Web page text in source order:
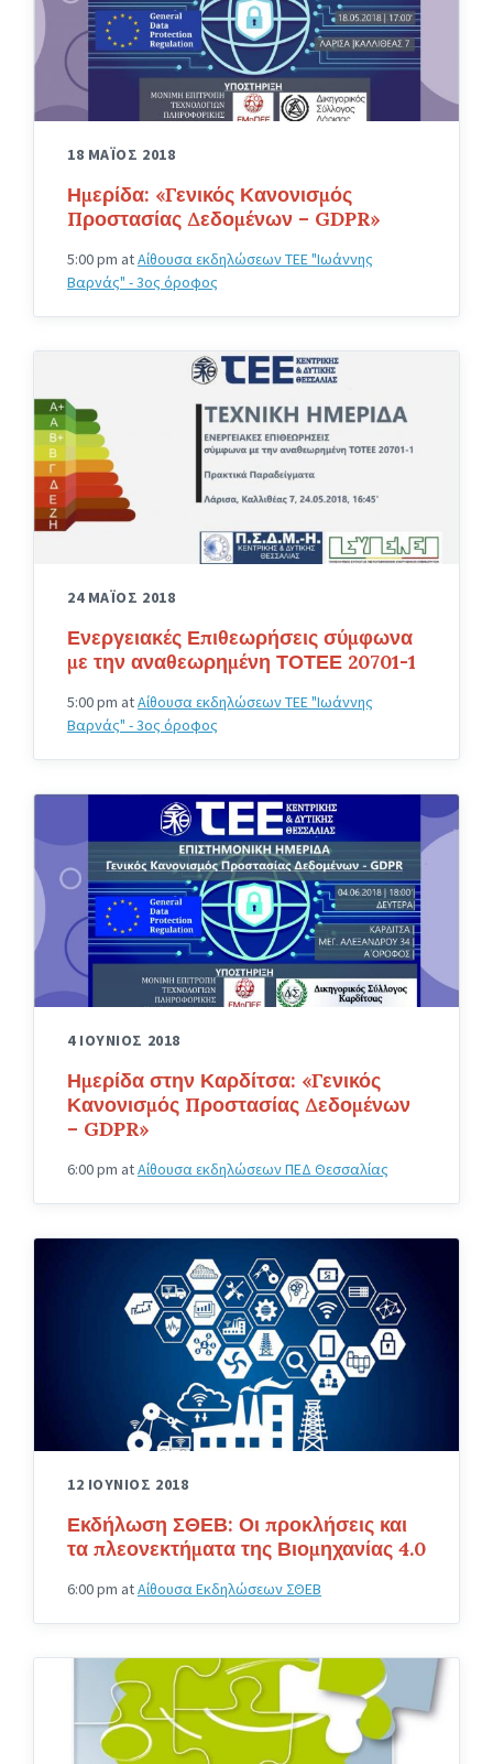
18 ΜΑΪΟΣ 2018
Ημερίδα: «Γενικός Κανονισμός
Προστασίας Δεδομένων – GDPR»
5:00 pm atΑίθουσα εκδηλώσεων ΤΕΕ "Ιωάννης
Βαρνάς" - 3ος όροφος
24 ΜΑΪΟΣ 2018
Ενεργειακές Επιθεωρήσεις σύμφωνα
με την αναθεωρημένη ΤΟΤΕΕ 20701-1
5:00 pm atΑίθουσα εκδηλώσεων ΤΕΕ "Ιωάννης
Βαρνάς" - 3ος όροφος
4 ΙΟΥΝΙΟΣ 2018
Ημερίδα στην Καρδίτσα: «Γενικός
Κανονισμός Προστασίας Δεδομένων
– GDPR»
6:00 pm atΑίθουσα εκδηλώσεων ΠΕΔ Θεσσαλίας
12 ΙΟΥΝΙΟΣ 2018
Εκδήλωση ΣΘΕΒ: Οι προκλήσεις και
τα πλεονεκτήματα της Βιομηχανίας 4.0
6:00 pm atΑίθουσα Εκδηλώσεων ΣΘΕΒ